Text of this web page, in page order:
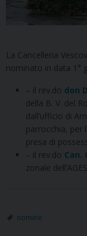
La Cancelleria
nominato in data 1°
– il rev.do don
della B. V. del
dall’ufficio di
parrocchia, per
presa di
– il rev.do Can.
zonale
nomine